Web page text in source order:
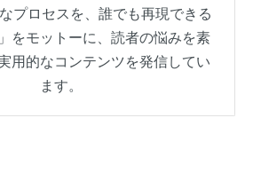
プロセスを、誰でも再現できる
をモットーに、読者の悩みを素
用的なコンテンツを発信してい
ます。